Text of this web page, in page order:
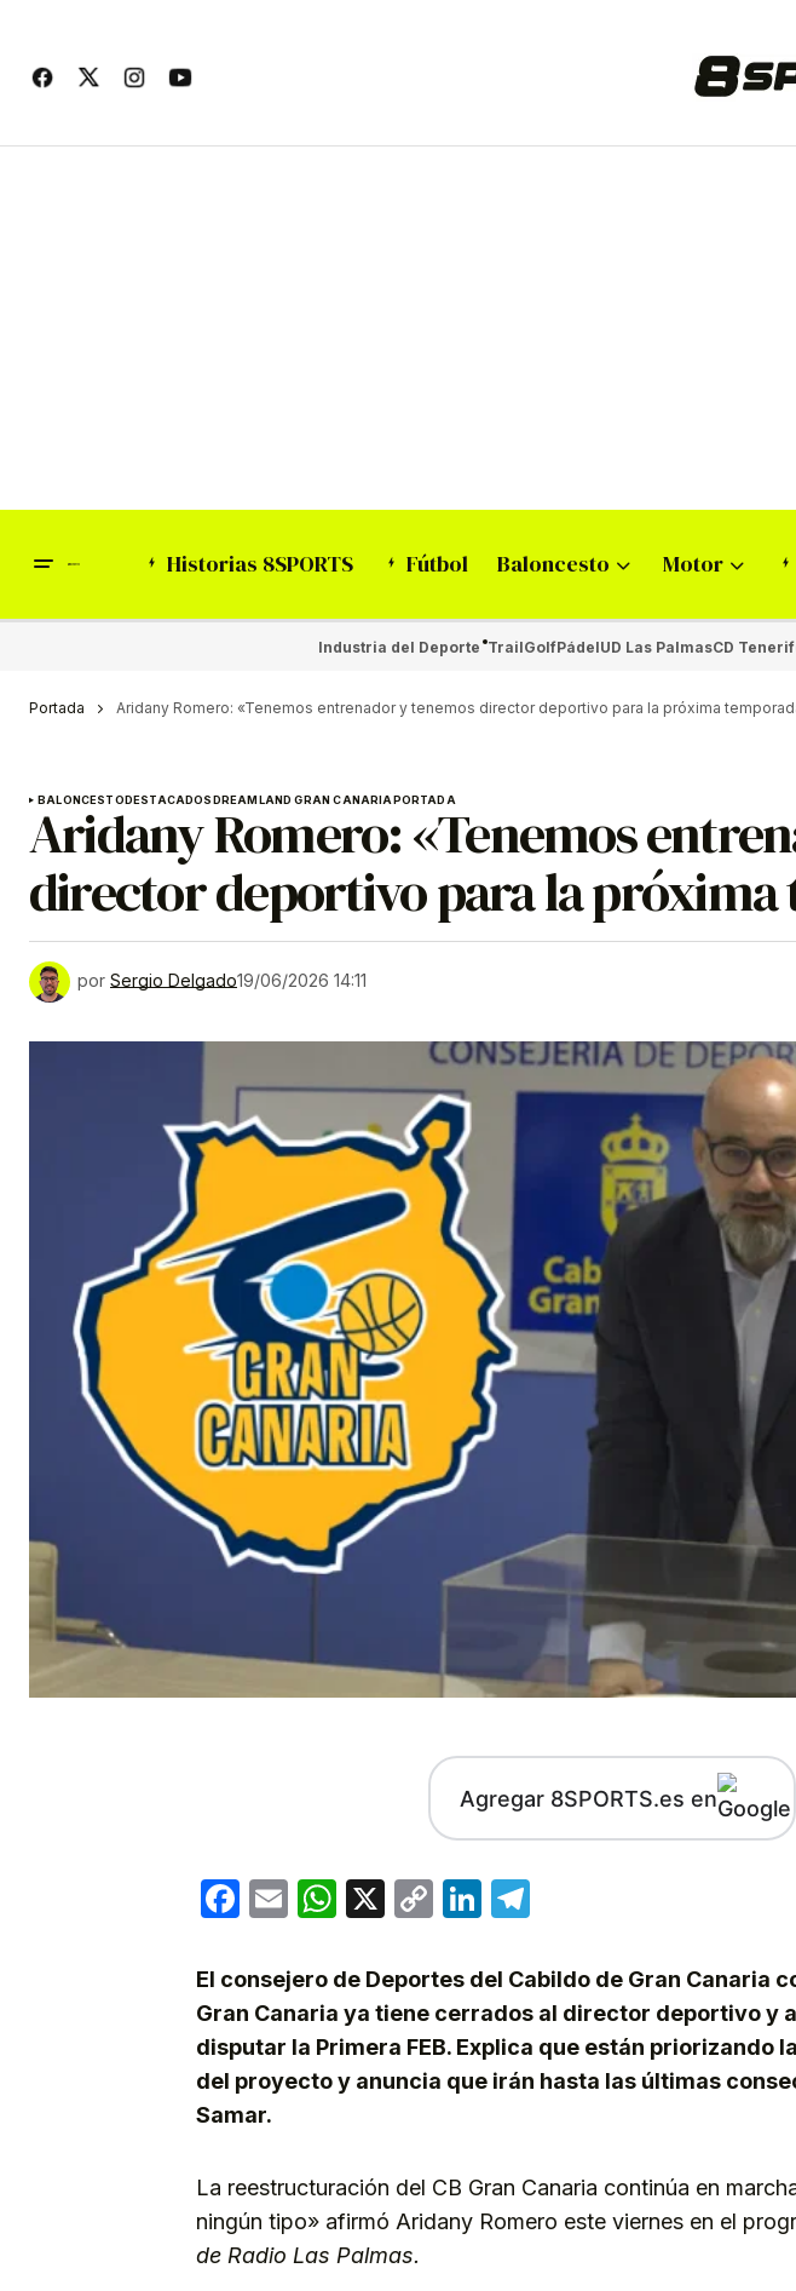
Historias 8SPORTS Fútbol Baloncesto Motor
Industria del Deporte TrailGolfPádelUD Las PalmasCD
Portada Aridany Romero: «Tenemos entrenador y tenemos director deportivo para la próxima
BALONCESTODESTACADOSDREAMLAND GRAN CANARIAPORTADA
Aridany Romero: «Tenemos
director deportivo para la próxima
por Sergio Delgado19/06/2026 14:11
Agregar 8SPORTS.es en
Facebook
EmailWhatsApp
X
CopyLinkedIn
El consejero de Deportes del Cabildo de Gran Canaria
Gran Canaria ya tiene cerrados al director deportivo y
disputar la Primera FEB. Explica que están priorizando
del proyecto y anuncia que irán hasta las últimas
Samar.
La reestructuración del CB Gran Canaria continúa en
ningún tipo» afirmó Aridany Romero este viernes en el
de Radio Las Palmas.